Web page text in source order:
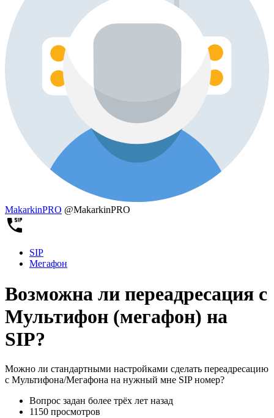
MakarkinPRO @MakarkinPRO
SIP
Мегафон
Возможна ли переадресация с
Мультифон (мегафон) на
SIP?
Можно ли стандартными настройками сделать переадресацию
с Мультифона/Мегафона на нужный мне SIP номер?
Вопрос задан более трёх лет назад
1150 просмотров